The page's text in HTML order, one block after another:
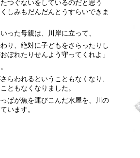
つぐないをしているのだと思う
しみもだんだんとうすらいできま
った母親は、川岸に立って、
り、絶対に子どもをさらったりし
ぼれたりせんよう守ってくれよ」
らわれるということもなくなり、
ともなくなりました。
ぱが魚を運びこんだ水屋を、川の
います。